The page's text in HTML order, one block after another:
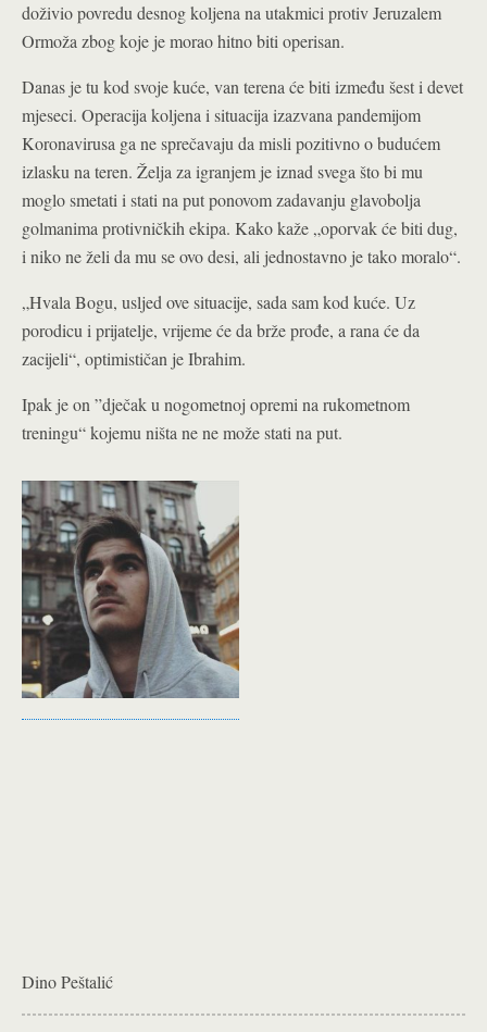
doživio povredu desnog koljena na utakmici protiv Jeruzalem
Ormoža zbog koje je morao hitno biti operisan.
Danas je tu kod svoje kuće, van terena će biti između šest i devet
mjeseci. Operacija koljena i situacija izazvana pandemijom
Koronavirusa ga ne sprečavaju da misli pozitivno o budućem
izlasku na teren. Želja za igranjem je iznad svega što bi mu
moglo smetati i stati na put ponovom zadavanju glavobolja
golmanima protivničkih ekipa. Kako kaže „oporvak će biti dug,
i niko ne želi da mu se ovo desi, ali jednostavno je tako moralo“.
„Hvala Bogu, usljed ove situacije, sada sam kod kuće. Uz
porodicu i prijatelje, vrijeme će da brže prođe, a rana će da
zacijeli“, optimističan je Ibrahim.
Ipak je on ”dječak u nogometnoj opremi na rukometnom
treningu“ kojemu ništa ne ne može stati na put.
Dino Peštalić